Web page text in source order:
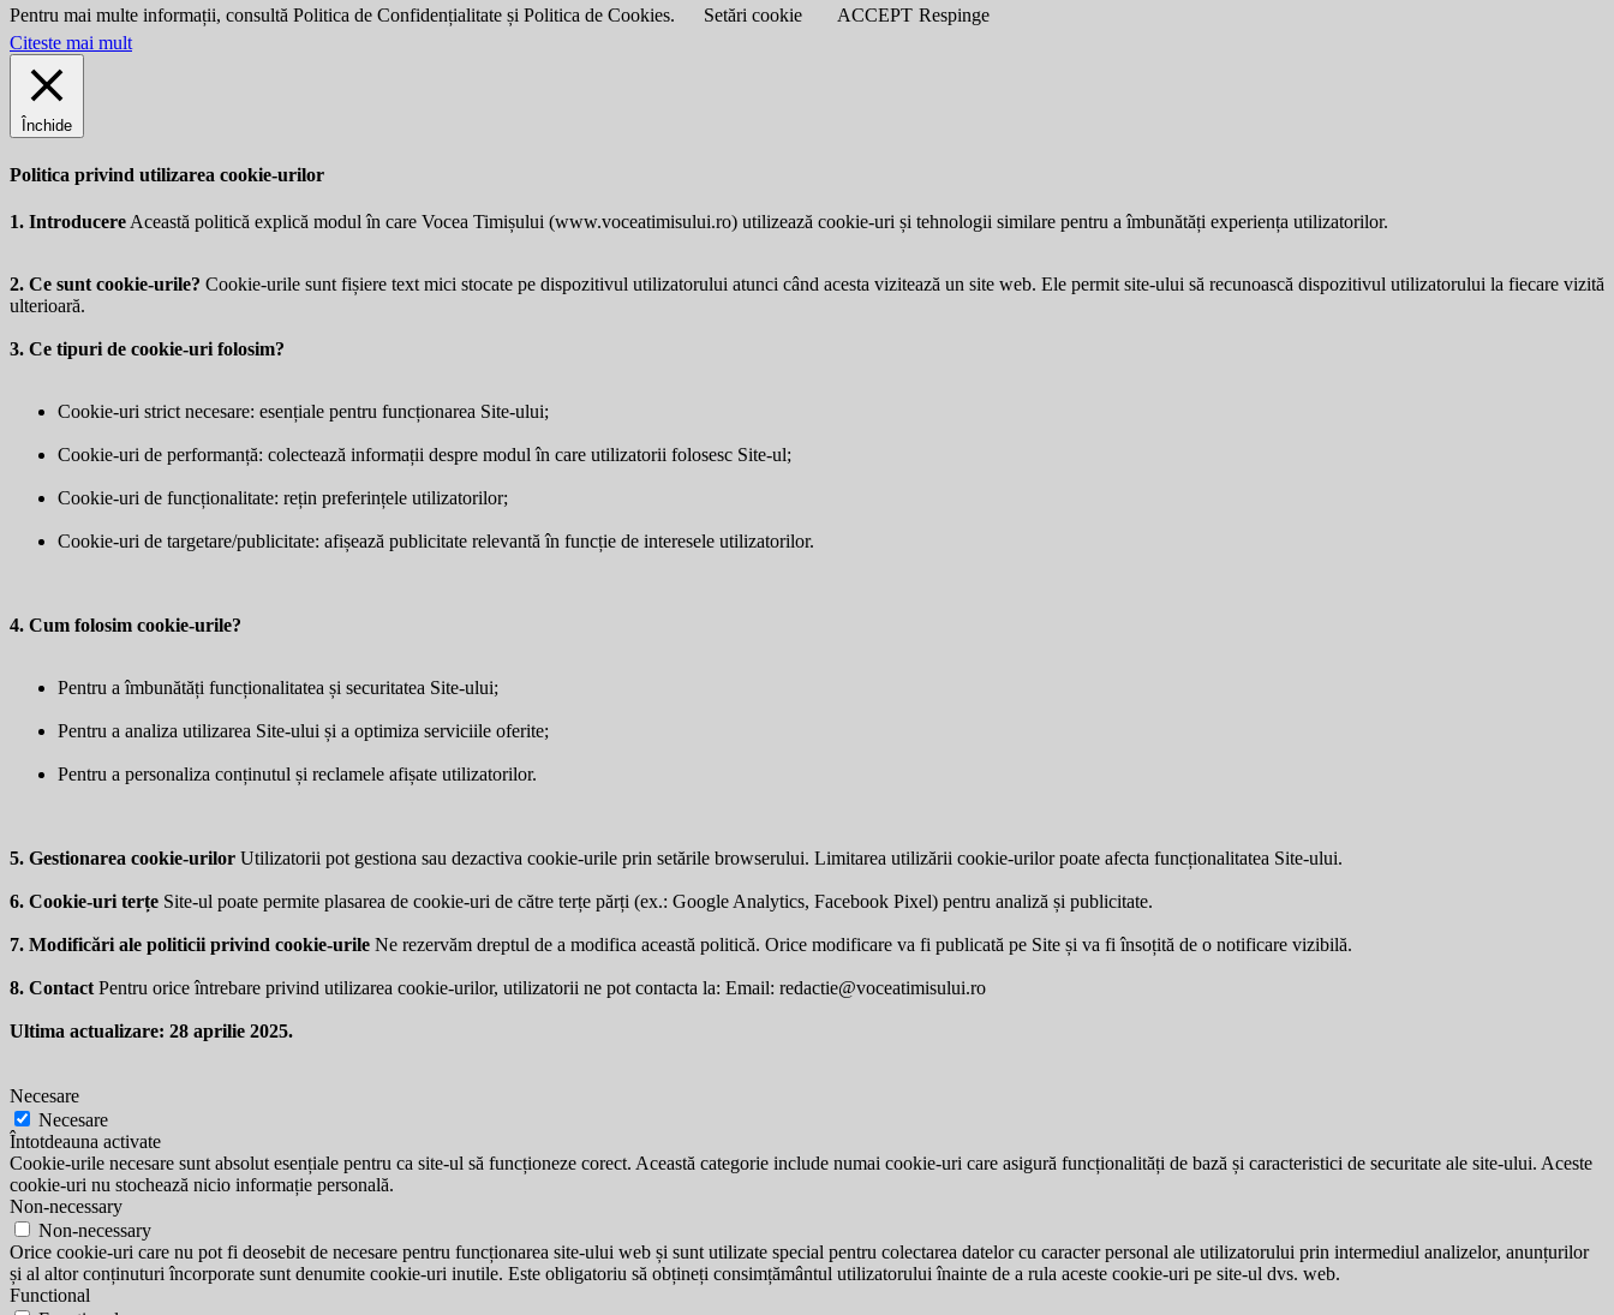
Pentru mai multe informații, consultă Politica de Confidențialitate și Politica de Cookies.
Setări cookie ACCEPT Respinge
Citeste mai mult
Închide
Politica privind utilizarea cookie-urilor
1. Introducere Această politică explică modul în care Vocea Timișului (www.voceatimisului.ro) utilizează cookie-uri și tehnologii similare pentru a îmbunătăți experiența utilizatorilor.
2. Ce sunt cookie-urile? Cookie-urile sunt fișiere text mici stocate pe dispozitivul utilizatorului atunci când acesta vizitează un site web. Ele permit site-ului să recunoască dispozitivul utilizatorului la fiecare vizită
ulterioară.
3. Ce tipuri de cookie-uri folosim?
Cookie-uri strict necesare: esențiale pentru funcționarea Site-ului;
Cookie-uri de performanță: colectează informații despre modul în care utilizatorii folosesc Site-ul;
Cookie-uri de funcționalitate: rețin preferințele utilizatorilor;
Cookie-uri de targetare/publicitate: afișează publicitate relevantă în funcție de interesele utilizatorilor.
4. Cum folosim cookie-urile?
Pentru a îmbunătăți funcționalitatea și securitatea Site-ului;
Pentru a analiza utilizarea Site-ului și a optimiza serviciile oferite;
Pentru a personaliza conținutul și reclamele afișate utilizatorilor.
5. Gestionarea cookie-urilor Utilizatorii pot gestiona sau dezactiva cookie-urile prin setările browserului. Limitarea utilizării cookie-urilor poate afecta funcționalitatea Site-ului.
6. Cookie-uri terțe Site-ul poate permite plasarea de cookie-uri de către terțe părți (ex.: Google Analytics, Facebook Pixel) pentru analiză și publicitate.
7. Modificări ale politicii privind cookie-urile Ne rezervăm dreptul de a modifica această politică. Orice modificare va fi publicată pe Site și va fi însoțită de o notificare vizibilă.
8. Contact Pentru orice întrebare privind utilizarea cookie-urilor, utilizatorii ne pot contacta la: Email: redactie@voceatimisului.ro
Ultima actualizare: 28 aprilie 2025.
Necesare
Necesare
Întotdeauna activate
Cookie-urile necesare sunt absolut esențiale pentru ca site-ul să funcționeze corect. Această categorie include numai cookie-uri care asigură funcționalități de bază și caracteristici de securitate ale site-ului. Aceste
cookie-uri nu stochează nicio informație personală.
Non-necessary
Non-necessary
Orice cookie-uri care nu pot fi deosebit de necesare pentru funcționarea site-ului web și sunt utilizate special pentru colectarea datelor cu caracter personal ale utilizatorului prin intermediul analizelor, anunțurilor
și al altor conținuturi încorporate sunt denumite cookie-uri inutile. Este obligatoriu să obțineți consimțământul utilizatorului înainte de a rula aceste cookie-uri pe site-ul dvs. web.
Functional